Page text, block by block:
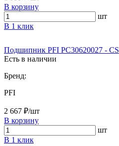
В корзину
шт
В 1 клик
Подшипник PFI PC30620027 - CS
Есть в наличии
Бренд:
PFI
2 667 ₽/шт
В корзину
шт
В 1 клик